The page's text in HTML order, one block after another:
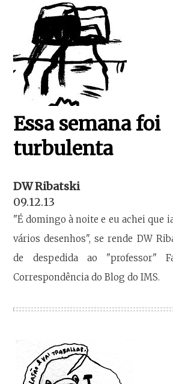
Essa semana foi
turbulenta
DW Ribatski
09.12.13
"É domingo à noite e eu achei que
vários desenhos", se rende DW
de despedida ao "professor"
Correspondência do Blog do IMS.